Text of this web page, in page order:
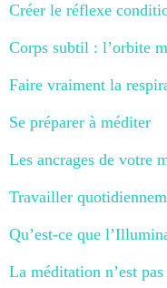
Créer le réflexe
Corps subtil : l’orbite
Faire vraiment la
Se préparer à méditer
Les ancrages de votre
Travailler
Qu’est-ce que
La méditation n’est